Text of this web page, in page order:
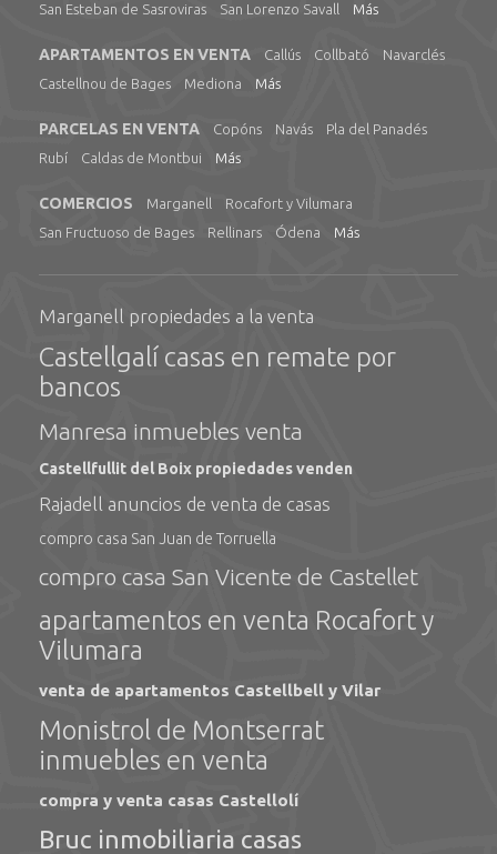
San Esteban de Sasroviras
San Lorenzo Savall Más
APARTAMENTOS EN VENTA Callús Collbató
Navarclés
Castellnou de Bages
Mediona Más
PARCELAS EN VENTA Copóns Navás
Pla del Panadés
Rubí
Caldas de Montbui Más
COMERCIOS Marganell
Rocafort y Vilumara
San Fructuoso de Bages
Rellinars Ódena Más
Marganell propiedades a la venta
Castellgalí casas en remate por
bancos
Manresa inmuebles venta
Castellfullit del Boix propiedades venden
Rajadell anuncios de venta de casas
compro casa San Juan de Torruella
compro casa San Vicente de Castellet
apartamentos en venta Rocafort y
Vilumara
venta de apartamentos Castellbell y Vilar
Monistrol de Montserrat
inmuebles en venta
compra y venta casas Castellolí
Bruc inmobiliaria casas